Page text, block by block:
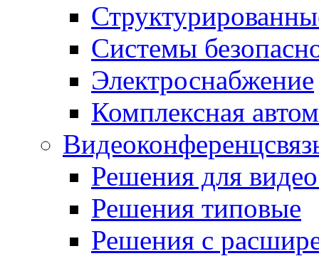
Системы
Электроснабжение
Комплексная
Решения для
Решения типовые
Решения с